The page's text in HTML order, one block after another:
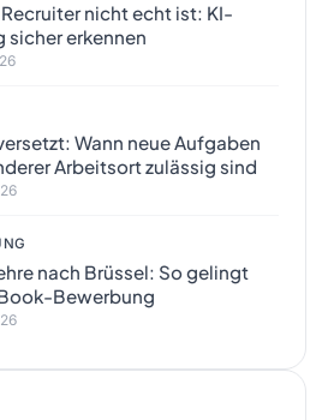
nicht echt ist: KI-
sicher erkennen
Wann neue Aufgaben
Arbeitsort zulässig sind
nach Brüssel: So gelingt
Bewerbung